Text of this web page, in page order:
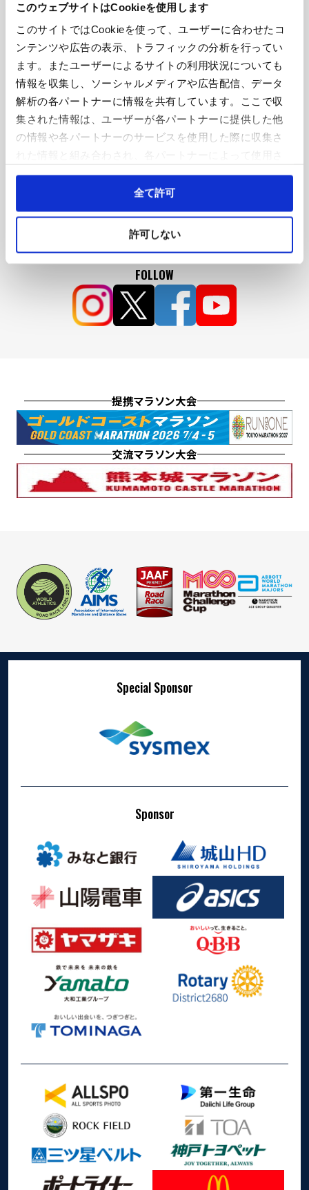
このウェブサイトはCookieを使用します
このサイトではCookieを使って、ユーザーに合わせたコ
ンテンツや広告の表示、トラフィックの分析を行ってい
ます。またユーザーによるサイトの利用状況についても
情報を収集し、ソーシャルメディアや広告配信、データ
解析の各パートナーに情報を共有しています。ここで収
集された情報は、ユーザーが各パートナーに提供した他
の情報や各パートナーのサービスを使用した際に収集さ
れることがあります。
Cookieを許可しない場合、ウェブサイト上のすべての機
能やコンテンツに完全にアクセスできなくなる可能性が
全て許可
許可しない
If you cannot watch the video, please enable
cookies.
Cookie Settings
FOLLOW
提携マラソン大会
交流マラソン大会
Special Sponsor
Sponsor